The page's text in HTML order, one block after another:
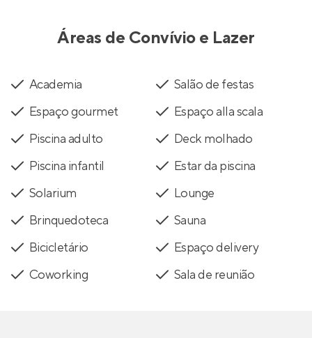
Áreas de Convívio e Lazer
Academia
Salão de festas
Espaço gourmet
Espaço alla scala
Piscina adulto
Deck molhado
Piscina infantil
Estar da piscina
Solarium
Lounge
Brinquedoteca
Sauna
Bicicletário
Espaço delivery
Coworking
Sala de reunião